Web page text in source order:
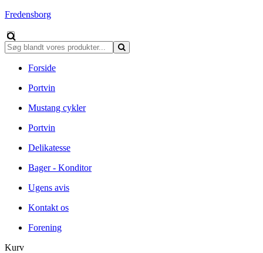
Fredensborg
Forside
Portvin
Mustang cykler
Portvin
Delikatesse
Bager - Konditor
Ugens avis
Kontakt os
Forening
Kurv